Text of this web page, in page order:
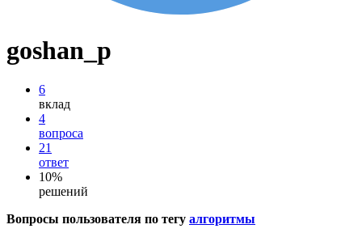
goshan_p
6
вклад
4
вопроса
21
ответ
10%
решений
Вопросы пользователя по тегу алгоритмы